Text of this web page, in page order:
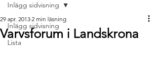
Inlägg sidvisning
Lista
Inlägg sidvisning
Varvsforum i Landskrona
29 apr. 2013 2 min läsning